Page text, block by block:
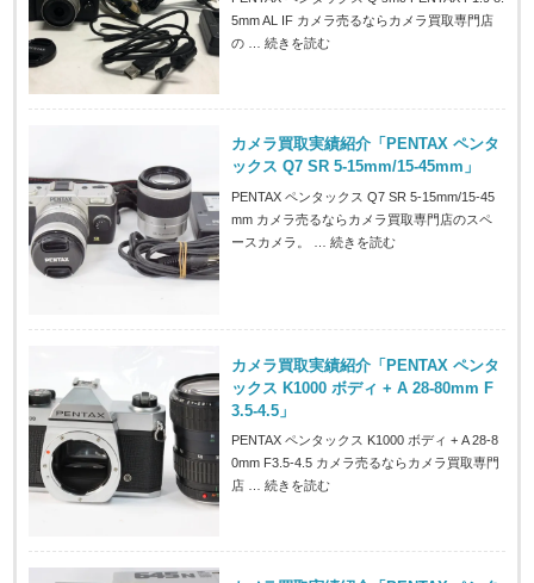
5mm AL IF カメラ売るならカメラ買取専門店
の …続きを読む
カメラ買取実績紹介「PENTAX ペンタ
ックス Q7 SR 5-15mm/15-45mm」
PENTAX ペンタックス Q7 SR 5-15mm/15-45
mm カメラ売るならカメラ買取専門店のスペ
ースカメラ。 …続きを読む
カメラ買取実績紹介「PENTAX ペンタ
ックス K1000 ボディ + A 28-80mm F
3.5-4.5」
PENTAX ペンタックス K1000 ボディ + A 28-8
0mm F3.5-4.5 カメラ売るならカメラ買取専門
店 …続きを読む